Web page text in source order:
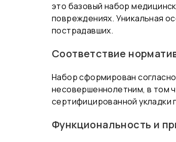
это базовый набор
повреждениях. Уникальная
пострадавших.
Соответствие
Набор сформирован
несовершеннолетним, в том
сертифицированной
Функциональность и